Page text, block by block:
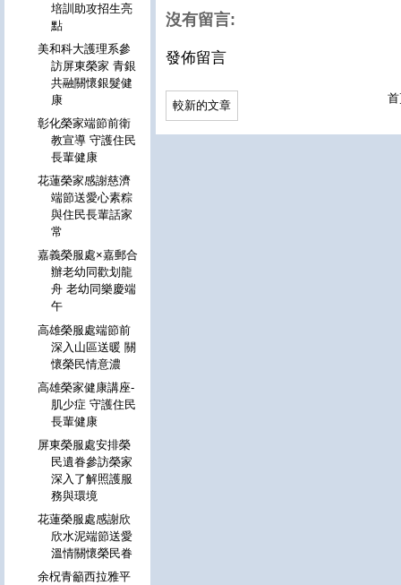
沒有留言:
發佈留言
較新的文章
培訓助攻招生亮
點
美和科大護理系參
訪屏東榮家 青銀
共融關懷銀髮健
康
彰化榮家端節前衛
教宣導 守護住民
長輩健康
花蓮榮家感謝慈濟
端節送愛心素粽
與住民長輩話家
常
嘉義榮服處×嘉郵合
辦老幼同歡划龍
舟 老幼同樂慶端
午
高雄榮服處端節前
深入山區送暖 關
懷榮民情意濃
高雄榮家健康講座-
肌少症 守護住民
長輩健康
屏東榮服處安排榮
民遺眷參訪榮家
深入了解照護服
務與環境
花蓮榮服處感謝欣
欣水泥端節送愛
溫情關懷榮民眷
余柷青籲西拉雅平